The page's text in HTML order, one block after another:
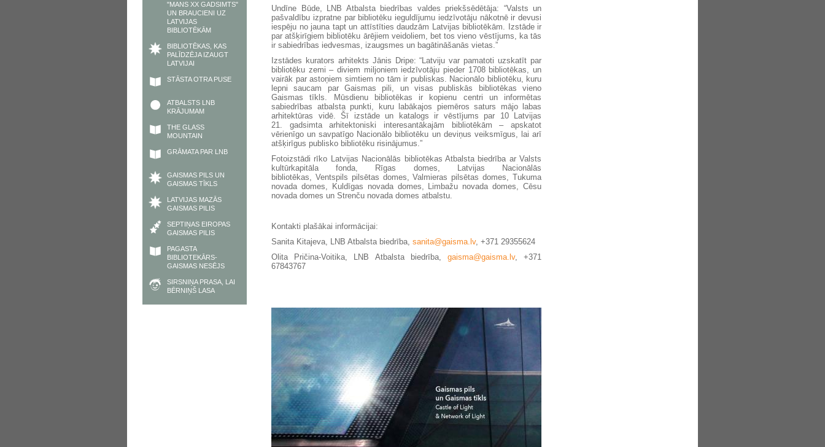
"MANS XX GADSIMTS"
UN BRAUCIENI UZ
LATVIJAS
BIBLIOTĒKĀM
BIBLIOTĒKAS, KAS
PALĪDZĒJA IZAUGT
LATVIJAI
STĀSTA OTRA PUSE
ATBALSTS LNB
KRĀJUMAM
THE GLASS
MOUNTAIN
GRĀMATA PAR LNB
GAISMAS PILS UN
GAISMAS TĪKLS
LATVIJAS MAZĀS
GAISMAS PILIS
SEPTIŅAS EIROPAS
GAISMAS PILIS
PAGASTA
BIBLIOTEKĀRS-
GAISMAS NESĒJS
SIRSNIŅA PRASA, LAI
BĒRNIŅŠ LASA
Undīne Būde, LNB Atbalsta biedrības valdes priekšsēdētāja: “Valsts un
pašvaldību izpratne par bibliotēku ieguldījumu iedzīvotāju nākotnē ir devusi
iespēju no jauna tapt un attīstīties daudzām Latvijas bibliotēkām. Izstāde ir
par atšķirīgiem bibliotēku ārējiem veidoliem, bet tos vieno vēstījums, ka tās
ir sabiedrības iedvesmas, izaugsmes un bagātināšanās vietas.”
Izstādes kurators arhitekts Jānis Dripe: “Latviju var pamatoti uzskatīt par
bibliotēku zemi – diviem miljoniem iedzīvotāju pieder 1708 bibliotēkas, un
vairāk par astoņiem simtiem no tām ir publiskas. Nacionālo bibliotēku, kuru
lepni saucam par Gaismas pili, un visas publiskās bibliotēkas vieno
Gaismas tīkls. Mūsdienu bibliotēkas ir kopienu centri un informētas
sabiedrības atbalsta punkti, kuru labākajos piemēros saturs mājo labas
arhitektūras vidē. Šī izstāde un katalogs ir vēstījums par 10 Latvijas
21. gadsimta arhitektoniski interesantākajām bibliotēkām – apskatot
vērienīgo un savpatīgo Nacionālo bibliotēku un deviņus veiksmīgus, lai arī
atšķirīgus publisko bibliotēku risinājumus.”
Fotoizstādi rīko Latvijas Nacionālās bibliotēkas Atbalsta biedrība ar Valsts
kultūrkapitāla fonda, Rīgas domes, Latvijas Nacionālās
bibliotēkas, Ventspils pilsētas domes, Valmieras pilsētas domes, Tukuma
novada domes, Kuldīgas novada domes, Limbažu novada domes, Cēsu
novada domes un Strenču novada domes atbalstu.
Kontakti plašākai informācijai:
Sanita Kitajeva, LNB Atbalsta biedrība, sanita@gaisma.lv, +371 29355624
Olita Pričina-Voitika, LNB Atbalsta biedrība, gaisma@gaisma.lv, +371
67843767